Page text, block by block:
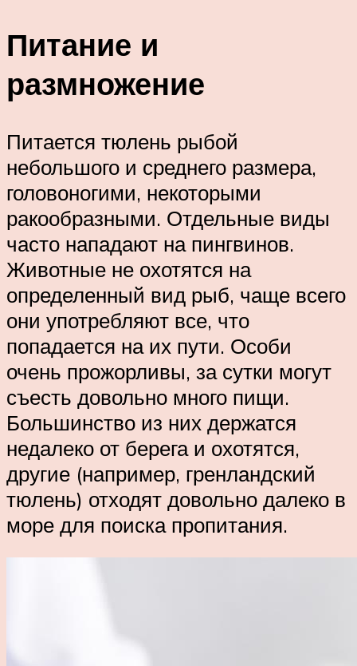
Питание и
размножение
Питается тюлень рыбой
небольшого и среднего размера,
головоногими, некоторыми
ракообразными. Отдельные виды
часто нападают на пингвинов.
Животные не охотятся на
определенный вид рыб, чаще всего
они употребляют все, что
попадается на их пути. Особи
очень прожорливы, за сутки могут
съесть довольно много пищи.
Большинство из них держатся
недалеко от берега и охотятся,
другие (например, гренландский
тюлень) отходят довольно далеко в
море для поиска пропитания.